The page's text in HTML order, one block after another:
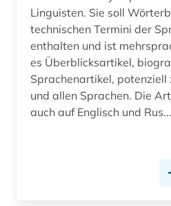
Linguisten. Sie soll
technischen Termini der
enthalten und ist
es Überblicksartikel,
Sprachenartikel, potenziell
und allen Sprachen. Die
auch auf Englisch und Rus...